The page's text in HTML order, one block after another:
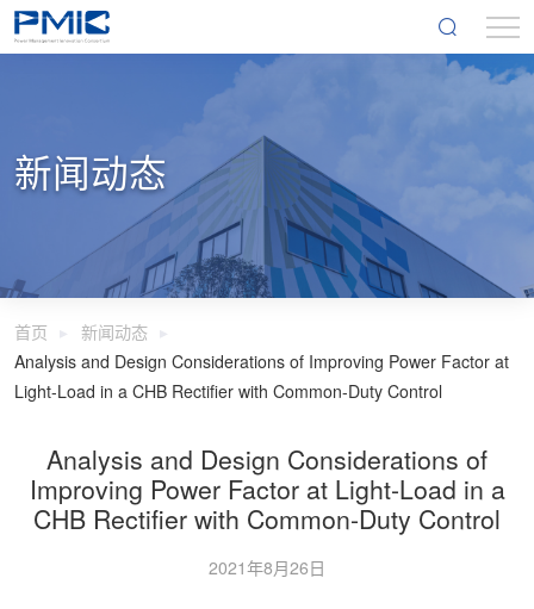
新闻动态
首页
新闻动态
Analysis and Design Considerations of Improving Power Factor at
Light-Load in a CHB Rectifier with Common-Duty Control
Analysis and Design Considerations of
Improving Power Factor at Light-Load in a
CHB Rectifier with Common-Duty Control
2021年8月26日